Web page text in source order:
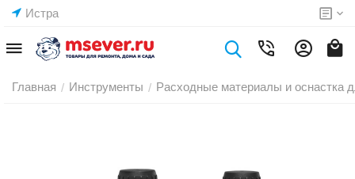
Истра
Главная / Инструменты / Расходные материалы и оснастка